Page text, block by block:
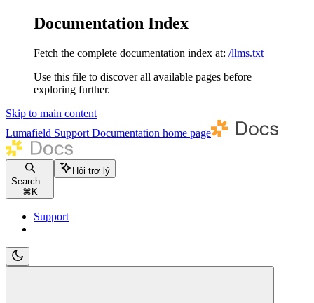
Documentation Index
Fetch the complete documentation index at: /llms.txt
Use this file to discover all available pages before
exploring further.
Skip to main content
Lumafield Support Documentation home page
Search...
⌘ K
Hỏi trợ lý
Support